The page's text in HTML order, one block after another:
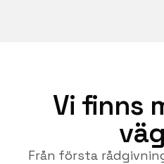
Vi finns
Från första